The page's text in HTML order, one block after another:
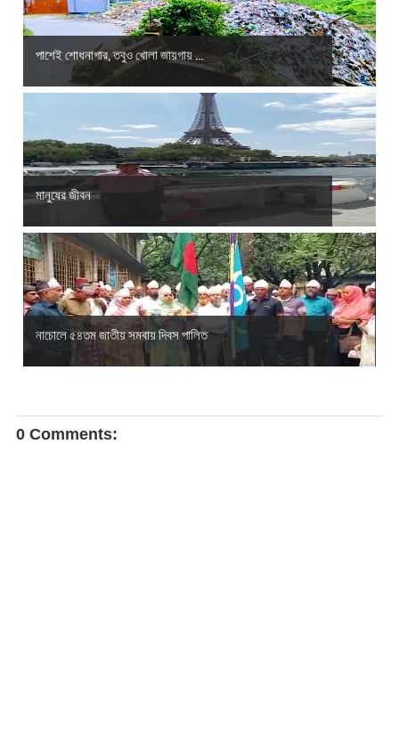
পাশেই শোধনাগার, তবুও খোলা জায়গায় ...
মানুষের জীবন
নাচোলে ৫৪তম জাতীয় সমবায় দিবস পালিত
0 Comments: